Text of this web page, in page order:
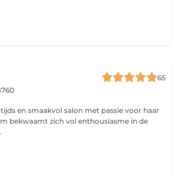
65
en smaakvol salon met passie voor haar
bekwaamt zich vol enthousiasme in de